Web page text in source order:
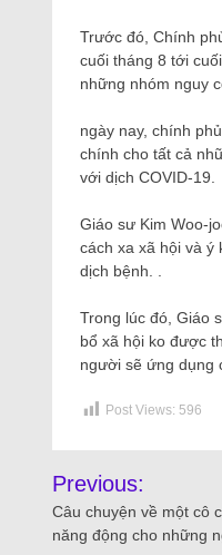
Trước đó, Chính
cuối tháng 8 tới
những nhóm nguy
ngày nay, chính
chính cho tất cả
với dịch COVID-19.
Giáo sư Kim Woo-
cách xa xã hội và ý
dịch bệnh. .
Trong lúc đó, Giáo
bổ xã hội ko được
người sẽ ứng dụng
Post Views: 596
Previous:
Câu chuyện về một cô
năng động cho những